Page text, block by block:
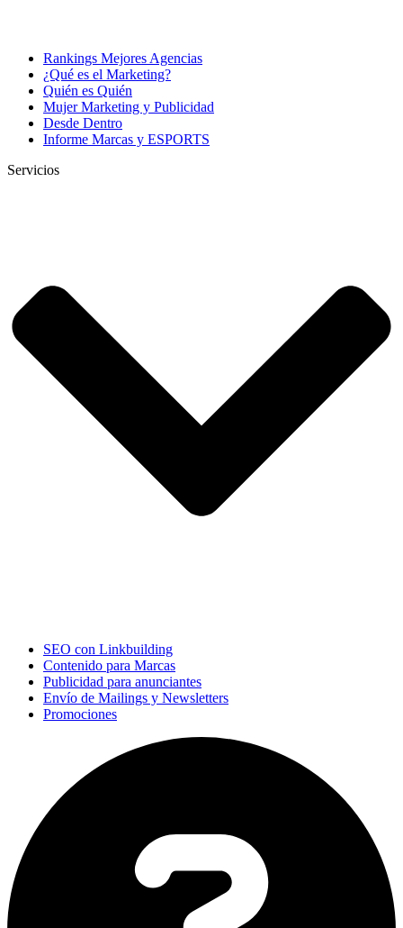
Rankings Mejores Agencias
¿Qué es el Marketing?
Quién es Quién
Mujer Marketing y Publicidad
Desde Dentro
Informe Marcas y ESPORTS
Servicios
SEO con Linkbuilding
Contenido para Marcas
Publicidad para anunciantes
Envío de Mailings y Newsletters
Promociones